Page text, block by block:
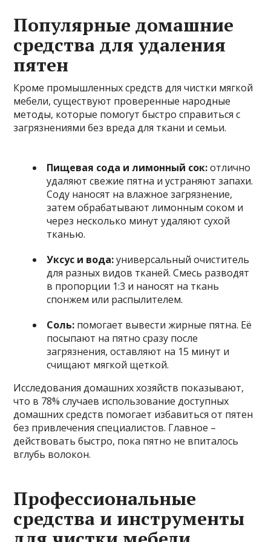
Популярные домашние
средства для удаления
пятен
Кроме промышленных средств для чистки мягкой
мебели, существуют проверенные народные
методы, которые помогут быстро справиться с
загрязнениями без вреда для ткани и семьи.
Пищевая сода и лимонный сок:отлично
удаляют свежие пятна и устраняют запахи.
Соду наносят на влажное загрязнение,
затем обрабатывают лимонным соком и
через несколько минут удаляют сухой
тканью.
Уксус и вода:универсальный очиститель
для разных видов тканей. Смесь разводят
в пропорции 1:3 и наносят на ткань
спонжем или распылителем.
Соль: помогает вывести жирные пятна. Её
посыпают на пятно сразу после
загрязнения, оставляют на 15 минут и
счищают мягкой щеткой.
Исследования домашних хозяйств показывают,
что в 78% случаев использование доступных
домашних средств помогает избавиться от пятен
без привлечения специалистов. Главное –
действовать быстро, пока пятно не впиталось
вглубь волокон.
Профессиональные
средства и инструменты